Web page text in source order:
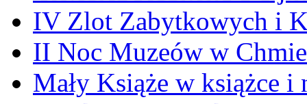
IV Zlot Zabytkowych i
II Noc Muzeów w
Mały Książe w książce i